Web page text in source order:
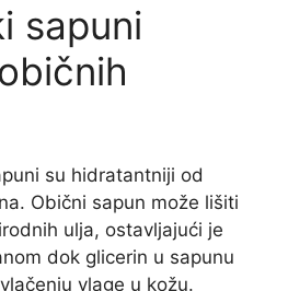
sapuni
su hidratantniji od
Obični sapun može lišiti
ulja, ostavljajući je
dok glicerin u sapunu
vlage u kožu.